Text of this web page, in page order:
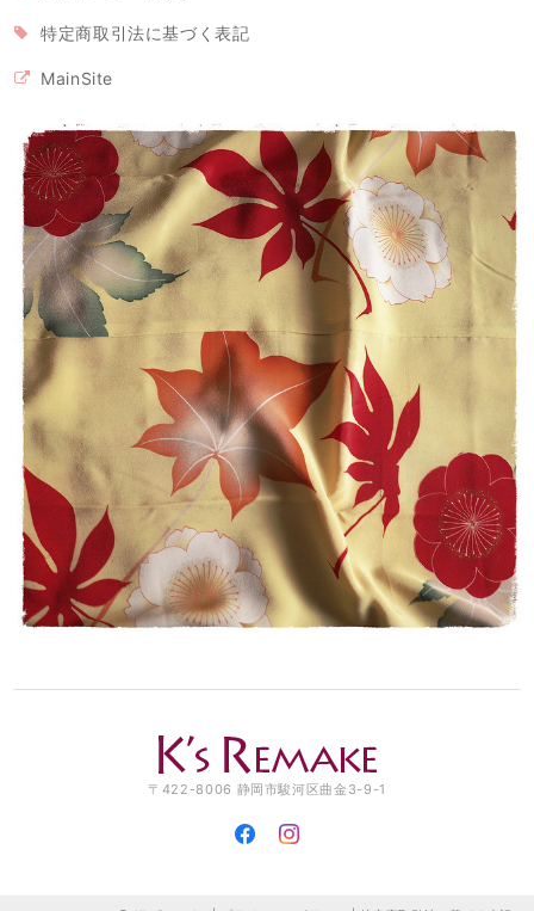
特定商取引法に基づく表記
MainSite
〒422-8006 静岡市駿河区曲金3-9-1